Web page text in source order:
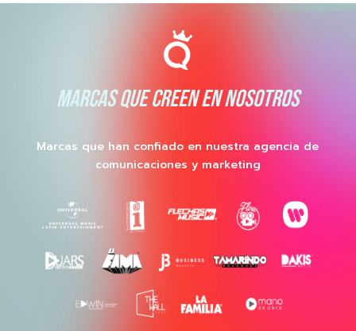
MARCAS QUE CREEN EN NOSOTROS
Marcas que han confiado en nuestra agencia de
comunicaciones y marketing